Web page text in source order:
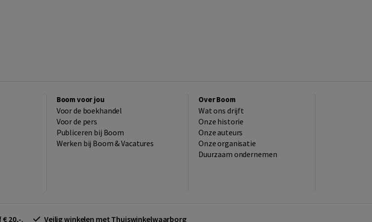
Boom voor jou
Voor de boekhandel
Voor de pers
Publiceren bij Boom
Werken bij Boom & Vacatures
Over Boom
Wat ons drijft
Onze historie
Onze auteurs
Onze organisatie
Duurzaam ondernemen
20,-. Veilig winkelen met Thuiswinkelwaarborg